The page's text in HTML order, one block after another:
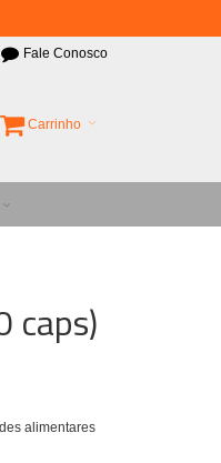
Fale Conosco
Carrinho
caps)
alimentares